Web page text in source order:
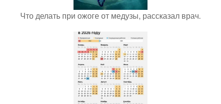
Что делать при ожоге от медузы, рассказал врач.